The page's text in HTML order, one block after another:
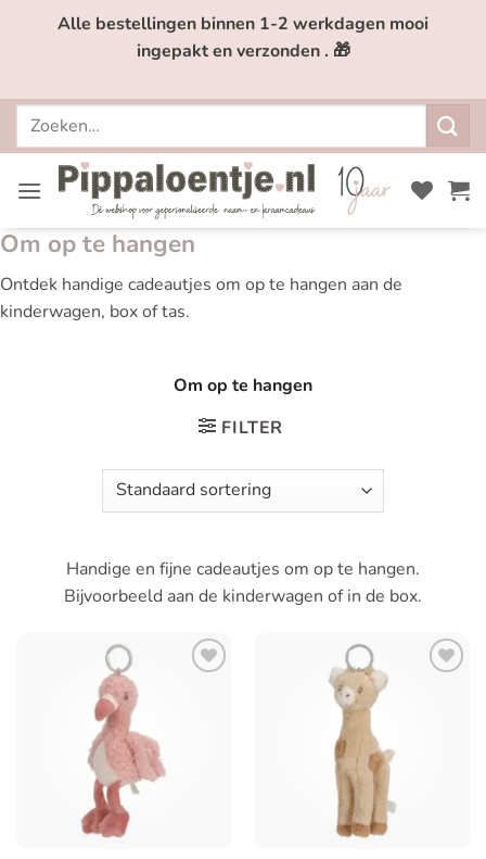
Alle bestellingen binnen 1-2 werkdagen mooi
ingepakt en verzonden . 🎁
Zoeken
Om op te hangen
Ontdek handige cadeautjes om op te hangen aan de
kinderwagen, box of tas.
Om op te hangen
FILTER
Handige en fijne cadeautjes om op te hangen.
Bijvoorbeeld aan de kinderwagen of in de box.